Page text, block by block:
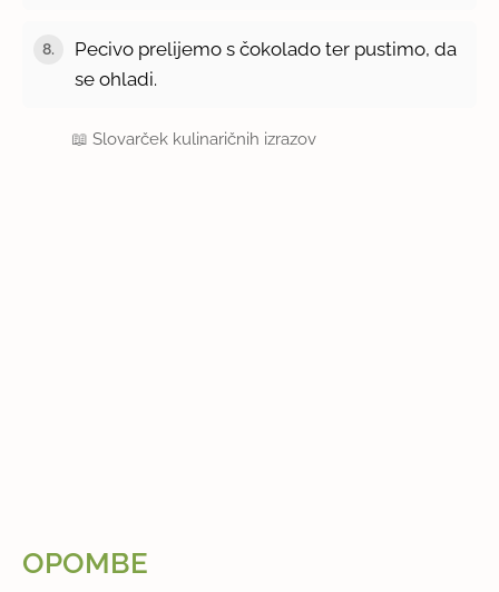
8.
Pecivo prelijemo s čokolado ter pustimo, da
se ohladi.
📖Slovarček kulinaričnih izrazov
OPOMBE